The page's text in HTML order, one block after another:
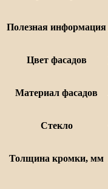
Полезная информация
Цвет фасадов
Материал фасадов
Стекло
Толщина кромки, мм